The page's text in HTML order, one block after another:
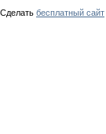
Сделать бесплатный сайт